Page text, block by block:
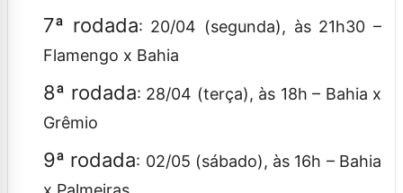
7ª rodada: 20/04 (segunda), às 21h30 –
Flamengo x Bahia
8ª rodada: 28/04 (terça), às 18h – Bahia x
Grêmio
9ª rodada: 02/05 (sábado), às 16h – Bahia